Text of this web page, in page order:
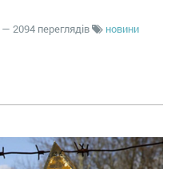
— 2094 переглядів
новини